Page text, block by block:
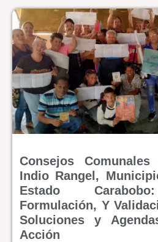
Consejos
Indio Rangel,
Estado
Formulación, Y
Soluciones y
Acción